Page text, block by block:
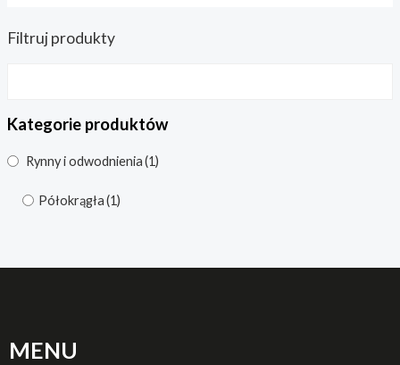
Filtruj produkty
Kategorie produktów
Rynny i odwodnienia(1)
Półokrągła(1)
MENU